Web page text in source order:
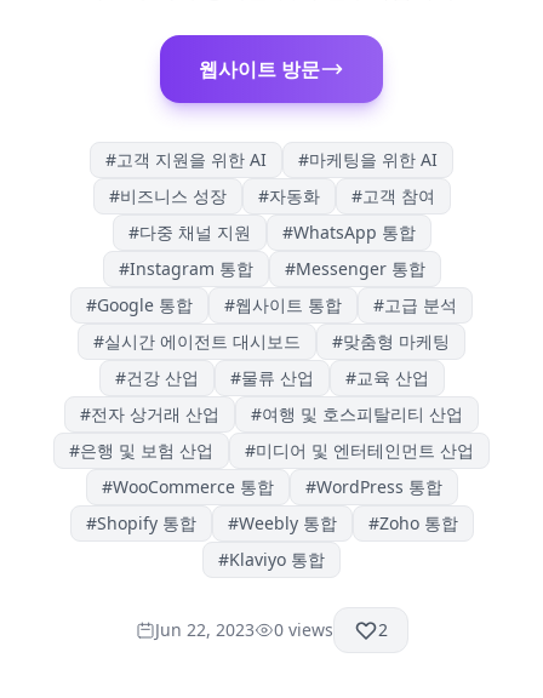
웹사이트 방문
#고객 지원을 위한 AI #마케팅을 위한 AI
#비즈니스 성장 #자동화 #고객 참여
#다중 채널 지원 #WhatsApp 통합
#Instagram 통합 #Messenger 통합
#Google 통합 #웹사이트 통합 #고급 분석
#실시간 에이전트 대시보드 #맞춤형 마케팅
#건강 산업 #물류 산업 #교육 산업
#전자 상거래 산업 #여행 및 호스피탈리티 산업
#은행 및 보험 산업 #미디어 및 엔터테인먼트 산업
#WooCommerce 통합 #WordPress 통합
#Shopify 통합 #Weebly 통합 #Zoho 통합
#Klaviyo 통합
Jun 22, 2023 0views 2